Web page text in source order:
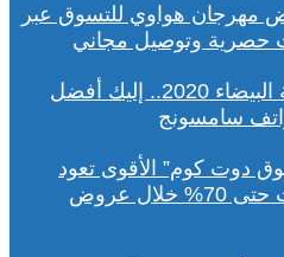
هواوي للتسوق عبر
حصرية وتوصيل مجاني
تخفيضات الجمعة البيضاء 2020.. إليك أفضل
سامسونج
دوت كوم” الأقوى تعود
مجدداً.. تخفيضات حتى 70% خلال عروض